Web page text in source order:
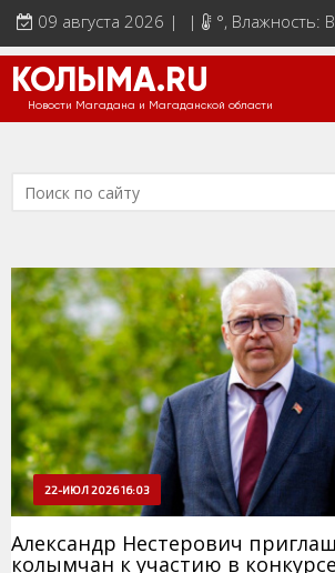
09 августа 2026 | | °, Влажность:
КОЛЫМА.RU
Новости Магадана и Магаданской области
22-ИЮЛ 2026 16:03
Александр Нестерович
колымчан к участию в конкурсе